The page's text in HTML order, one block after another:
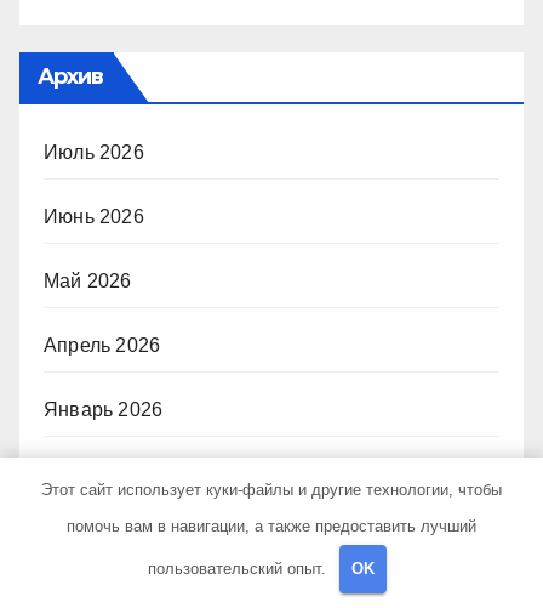
Архив
Июль 2026
Июнь 2026
Май 2026
Апрель 2026
Январь 2026
Октябрь 2024
Этот сайт использует куки-файлы и другие технологии, чтобы
помочь вам в навигации, а также предоставить лучший
пользовательский опыт. OK